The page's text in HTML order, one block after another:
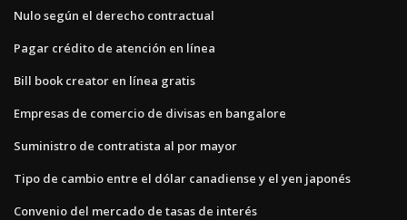
Nulo según el derecho contractual
Pagar crédito de atención en línea
Bill book creator en línea gratis
Empresas de comercio de divisas en bangalore
Suministro de contratista al por mayor
Tipo de cambio entre el dólar canadiense y el yen japonés
Convenio del mercado de tasas de interés